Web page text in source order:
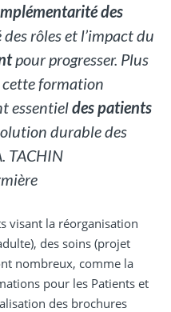
des
rôles et l’impact du
pour progresser. Plus
cette formation
essentieldes patients
durable des
TACHIN
visant la réorganisation
des soins (projet
nombreux, comme la
pour les Patients et
des brochures